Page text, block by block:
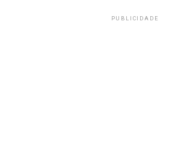
PUBLICIDADE